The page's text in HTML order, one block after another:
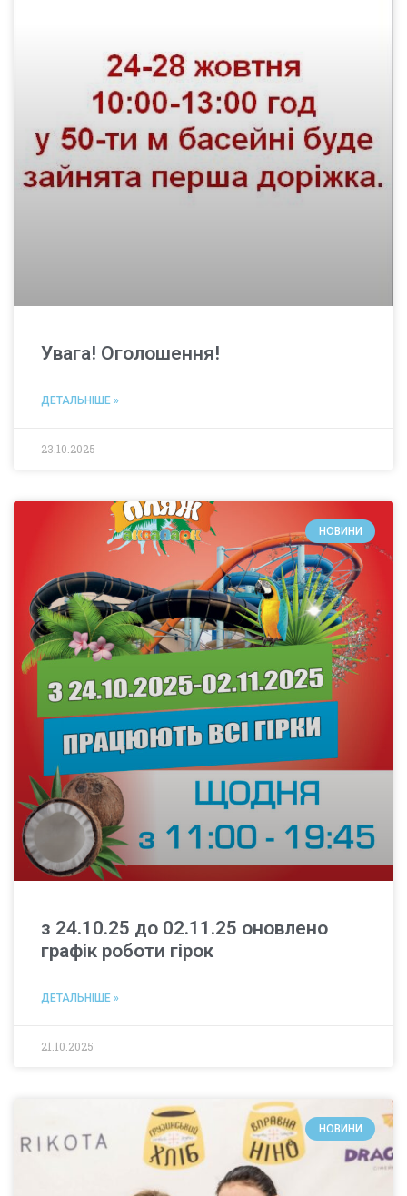
Увага! Оголошення!
ДЕТАЛЬНІШЕ »
23.10.2025
НОВИНИ
з 24.10.25 до 02.11.25 оновлено
графік роботи гірок
ДЕТАЛЬНІШЕ »
21.10.2025
НОВИНИ